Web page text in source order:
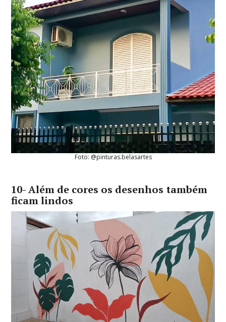
Foto: @pinturas.belasartes
10- Além de cores os desenhos também
ficam lindos